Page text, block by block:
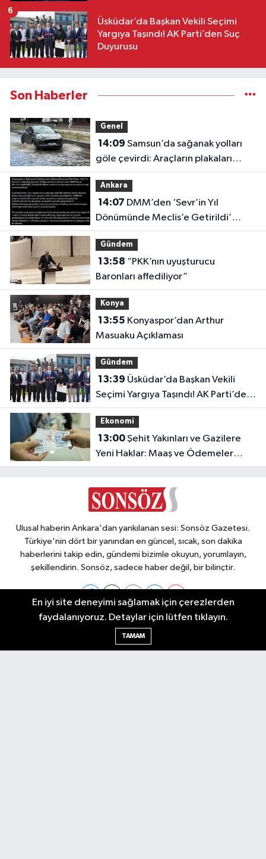
Üsküdar’da Başkan Vekili Seçimi
Yargıya Taşındı! AK Parti’den Suç
Duyurusu
6
Son Haberler
Genel
14:09
göle çevirdi: Araçların plakaları
yerinden çıktı
Ankara
14:07
Dönümünde Meclis’e Getirildi’
İddiasına Yalanlama
Gündem
13:58
Baronları affediliyor”
Konya
13:55
Masuaku Açıklaması
Gündem
13:39
Seçimi Yargıya Taşındı! AK Parti’den
Suç Duyurusu
Ekonomi
13:00Şehit Yakınları ve Gazilere
Yeni Haklar: Maaş ve Ödemeler
Artırıldı
Ulusal haberin Ankara'dan yankılanan sesi: Sonsöz Gazetesi.
Türkiye'nin dört bir yanından en güncel, sıcak, son dakika
haberlerini takip edin, gündemi bizimle okuyun, yorumlayın,
şekillendirin. Sonsöz, sadece haber değil, bir bilinçtir.
Ankara Nöbetçi Eczaneler
En iyi site deneyimi sağlamak için çerezlerden
faydalanıyoruz. Detaylar için lütfen tıklayın.
TAMAM